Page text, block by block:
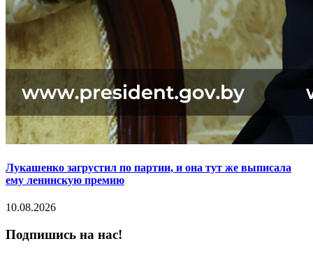
Лукашенко загрустил по партии, и она тут же выписала
ему ленинскую премию
10.08.2026
Подпишись на нас!